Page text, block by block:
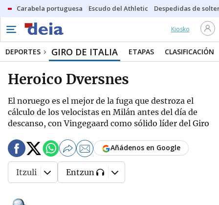
Carabela portuguesa Escudo del Athletic Despedidas de
Kiosko
DEPORTES GIRO DE ITALIA ETAPAS CLASIFICACIÓN
Heroico Dversnes
El noruego es el mejor de la fuga que destroza el
cálculo de los velocistas en Milán antes del día de
descanso, con Vingegaard como sólido líder del Giro
Añádenos en Google
Itzuli Entzun